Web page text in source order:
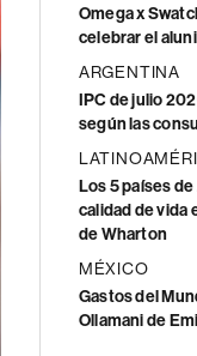
Omega x
celebrar el
ARGENTINA
IPC de julio
según las
Los 5 países
calidad de vida
de Wharton
MÉXICO
Gastos del
Ollamani de